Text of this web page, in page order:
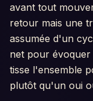
avant tout
retour mais une
assumée d'un
net pour
tisse l'ensemble
plutôt qu'un oui